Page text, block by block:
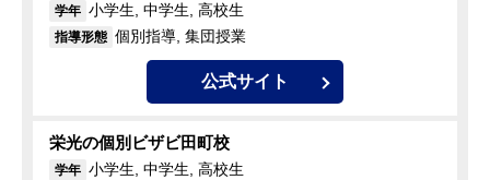
学年 小学生, 中学生, 高校生
指導形態 個別指導, 集団授業
公式サイト
栄光の個別ビザビ田町校
学年 小学生, 中学生, 高校生